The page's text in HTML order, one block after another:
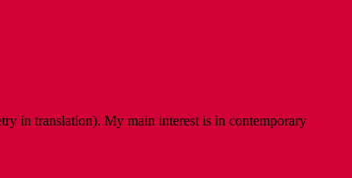
in translation). My main interest is in contemporary